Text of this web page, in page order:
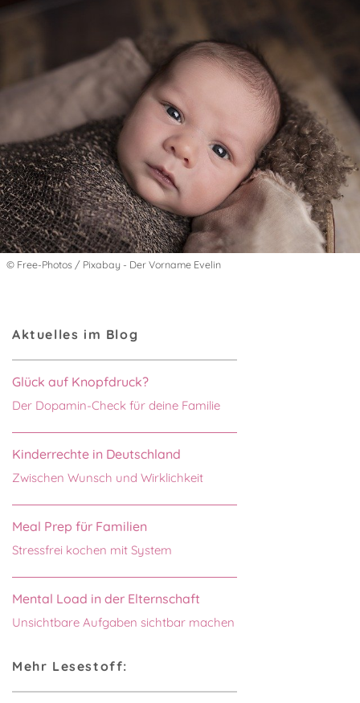
© Free-Photos / Pixabay - Der Vorname Evelin
Aktuelles im Blog
Glück auf Knopfdruck?
Der Dopamin-Check für deine Familie
Kinderrechte in Deutschland
Zwischen Wunsch und Wirklichkeit
Meal Prep für Familien
Stressfrei kochen mit System
Mental Load in der Elternschaft
Unsichtbare Aufgaben sichtbar machen
Mehr Lesestoff: